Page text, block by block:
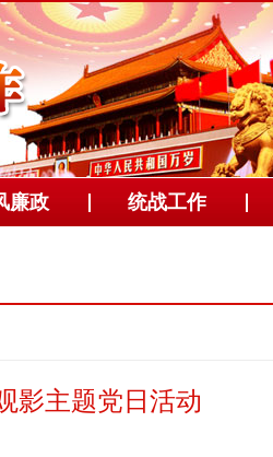
廉政 统战工作
影主题党日活动